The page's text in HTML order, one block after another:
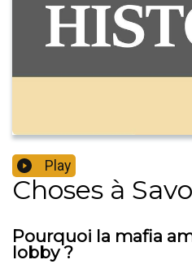
Play
Choses à
Pourquoi la mafia
lobby ?